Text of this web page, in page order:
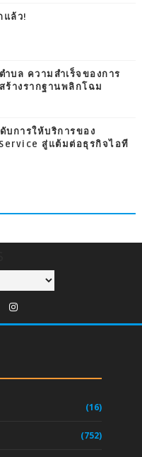
แล้ว!
ำบล ความสำเร็จของการ
ร้างรากฐานพลิกโฉม
บการให้บริการของ
สู่แต้มต่อธุรกิจไอที
(16)
(752)